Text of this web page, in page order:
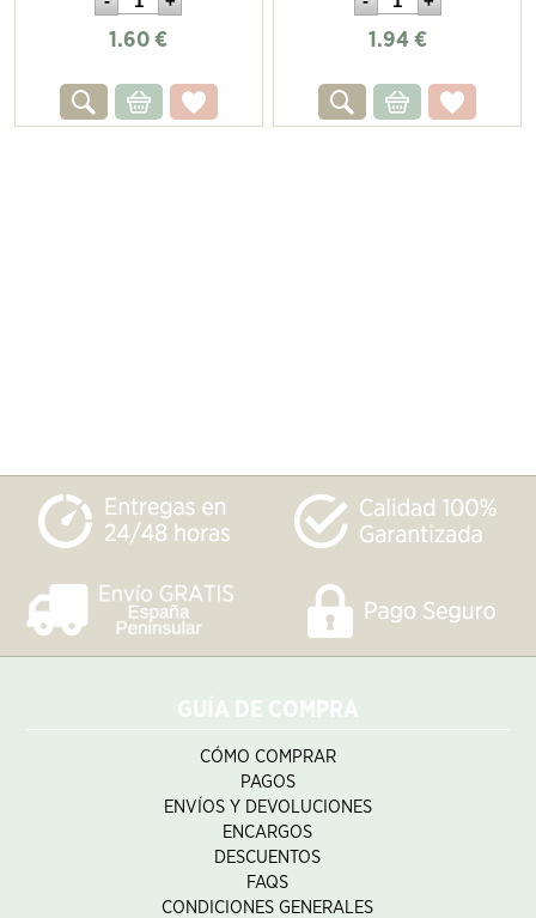
1.60 € 1.94€
GUÍA DE COMPRA
CÓMO COMPRAR
PAGOS
ENVÍOS Y DEVOLUCIONES
ENCARGOS
DESCUENTOS
FAQS
CONDICIONES GENERALES